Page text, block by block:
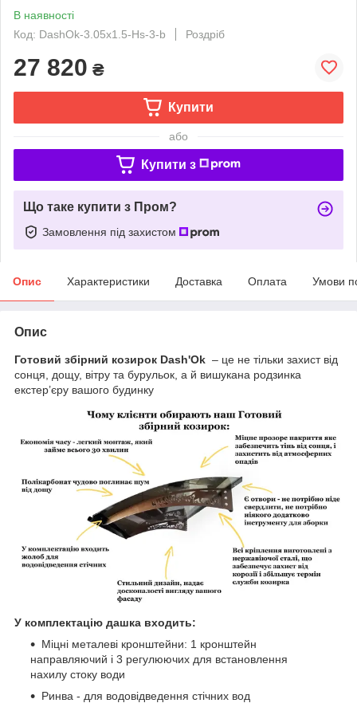
В наявності
Код: DashOk-3.05x1.5-Hs-3-b
Роздріб
27 820 ₴
Купити
або
Купити з
Що таке купити з Пром?
Замовлення під захистом
Опис Характеристики Доставка Оплата Умови
Опис
Готовий збірний козирок Dash'Ok – це не тільки захист від
сонця, дощу, вітру та бурульок, а й вишукана родзинка
екстер’єру вашого будинку
У комплектацію дашка входить:
Міцні металеві кронштейни: 1 кронштейн
направляючий і 3 регулюючих для встановлення
нахилу стоку води
Ринва - для водовідведення стічних вод